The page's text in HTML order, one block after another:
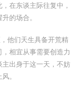
在东谈主际往复中，
的场合。
他们天生具备开荒精
相宜从事需要创造力
出身于这一天，不妨
。